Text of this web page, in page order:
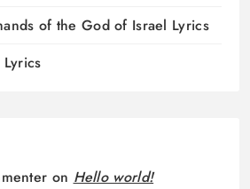
of the God of Israel Lyrics
on Hello world!